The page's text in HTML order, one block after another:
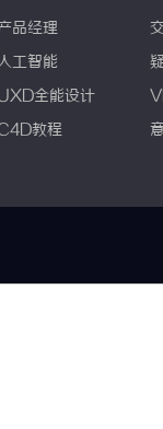
品经理
工智能
全能设计
教程